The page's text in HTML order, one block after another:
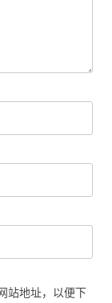
站地址，以便下